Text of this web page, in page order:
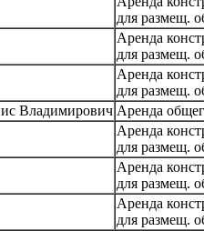
для размещ.
Аренда
для размещ.
Аренда
для размещ.
Владимирович Аренда
Аренда
для размещ.
Аренда
для размещ.
Аренда
для размещ.